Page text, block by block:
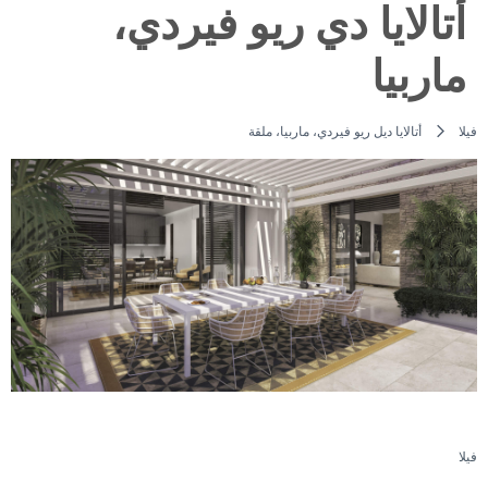
أتالايا دي ريو فيردي،
ماربيا
فيلا أتالايا ديل ريو فيردي، ماربيا، ملقة
فيلا